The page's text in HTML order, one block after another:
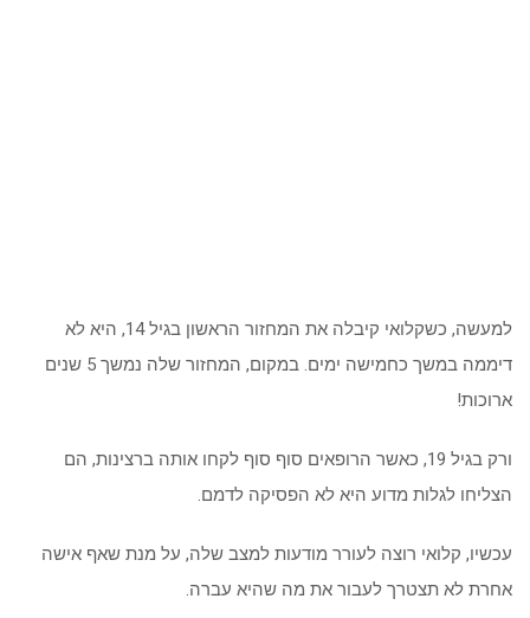
למעשה, כשקלואי קיבלה את המחזור הראשון בגיל 14, היא לא
דיממה במשך כחמישה ימים. במקום, המחזור שלה נמשך 5 שנים
ארוכות!
ורק בגיל 19, כאשר הרופאים סוף סוף לקחו אותה ברצינות, הם
הצליחו לגלות מדוע היא לא הפסיקה לדמם.
עכשיו, קלואי רוצה לעורר מודעות למצב שלה, על מנת שאף אישה
אחרת לא תצטרך לעבור את מה שהיא עברה.